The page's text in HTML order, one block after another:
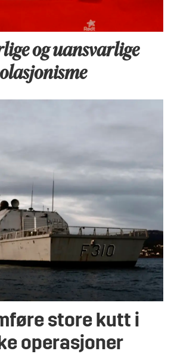
og uansvarlige
store kutt i
operasjoner